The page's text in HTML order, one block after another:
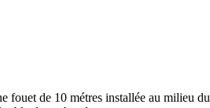
fouet de 10 métres installée au milieu du